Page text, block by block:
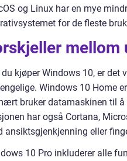
og Linux har en mye
for de fleste
mellom
du kjøper Windows 10, er
Windows 10 Home
bruker datamaskinen til å
har også Cortana,
ansiktsgjenkjenning eller
10 Pro inkluderer alle